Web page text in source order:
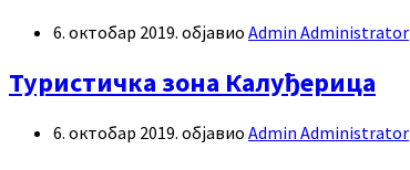
6. октобар 2019. објавио Admin Administrator
Туристичка зона Калуђерица
6. октобар 2019. објавио Admin Administrator